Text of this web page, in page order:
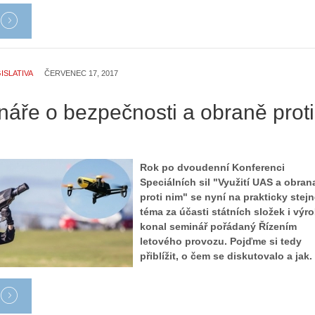
ČERVENEC 17, 2017
o bezpečnosti a obraně proti
Rok po dvoudenní Konferenci
Speciálních sil "Využití UAS a
proti nim" se nyní na prakticky
téma za účasti státních složek i
konal seminář pořádaný Řízením
letového provozu. Pojďme si tedy
přiblížit, o čem se diskutovalo a jak.
:
N
e
p
r
á
v
e
m
á
d
r
o
n
y
:
3